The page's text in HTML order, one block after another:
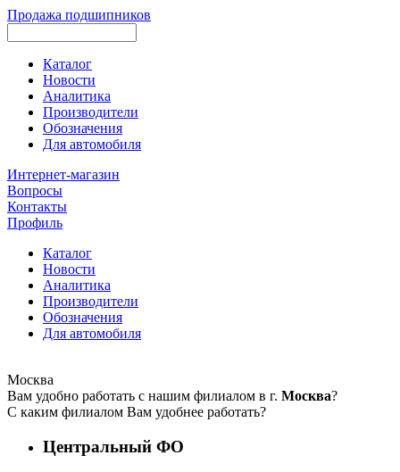
Продажа подшипников
Каталог
Новости
Аналитика
Производители
Обозначения
Для автомобиля
Интернет-магазин
Вопросы
Контакты
Профиль
Каталог
Новости
Аналитика
Производители
Обозначения
Для автомобиля
Москва
Вам удобно работать с нашим филиалом в г. Москва?
С каким филиалом Вам удобнее работать?
Центральный ФО